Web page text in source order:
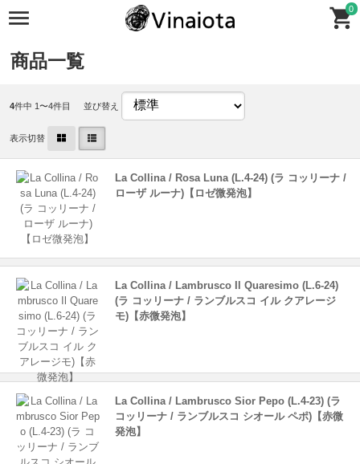
0
商品一覧
4件中 1〜4件目 並び替え
表示切替
La Collina / Rosa Luna (L.4-24) (ラ コッリーナ /
ローザ ルーナ)【ロゼ微発泡】
La Collina / Lambrusco Il Quaresimo (L.6-24)
(ラ コッリーナ / ランブルスコ イル クアレージ
モ)【赤微発泡】
La Collina / Lambrusco Sior Pepo (L.4-23) (ラ
コッリーナ / ランブルスコ シオール ペポ)【赤微
発泡】